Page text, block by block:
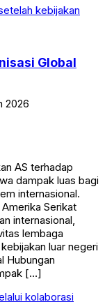
Global
2026
AS terhadap
dampak luas bagi
internasional.
Serikat
internasional,
lembaga
luar negeri
Hubungan
[…]